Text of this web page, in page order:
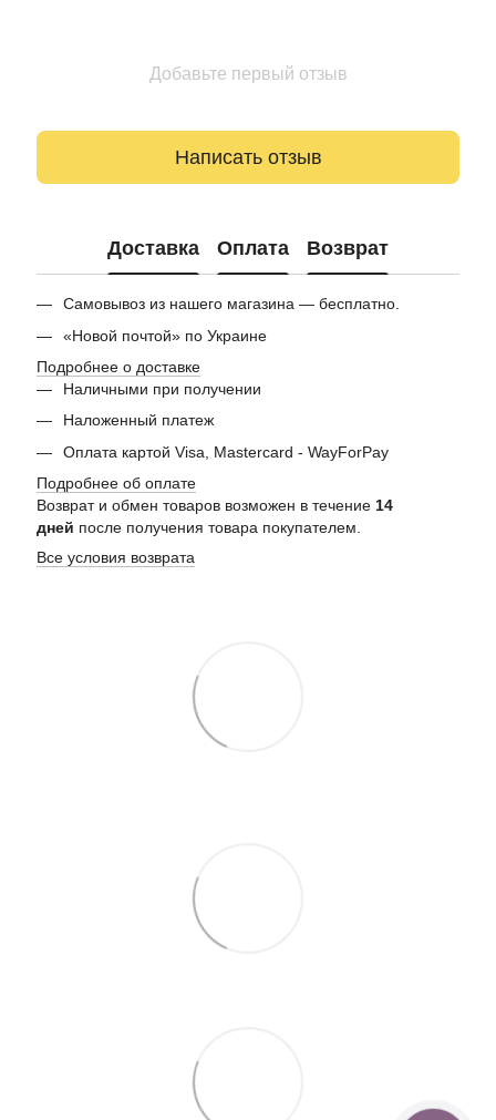
Добавьте первый отзыв
Написать отзыв
Доставка Оплата Возврат
Самовывоз из нашего магазина — бесплатно.
«Новой почтой» по Украине
Подробнее о доставке
Наличными при получении
Наложенный платеж
Оплата картой Visa, Mastercard - WayForPay
Подробнее об оплате
Возврат и обмен товаров возможен в течение 14
дней после получения товара покупателем.
Все условия возврата